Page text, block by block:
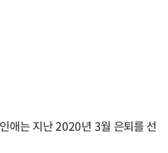
애는 지난 2020년 3월 은퇴를 선